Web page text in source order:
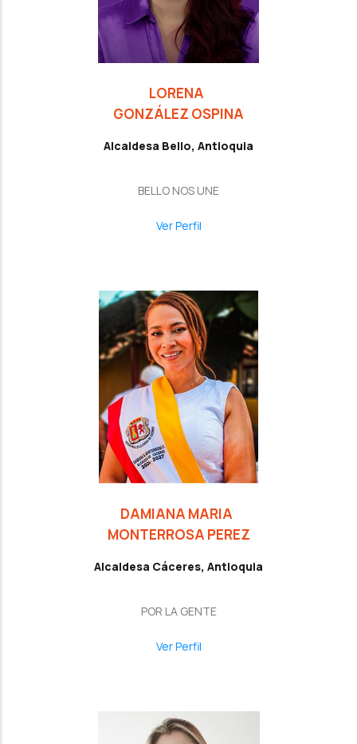
LORENA
GONZÁLEZ OSPINA
Alcaldesa Bello, Antioquia
BELLO NOS UNE
Ver Perfil
DAMIANA MARIA
MONTERROSA PEREZ
Alcaldesa Cáceres, Antioquia
POR LA GENTE
Ver Perfil